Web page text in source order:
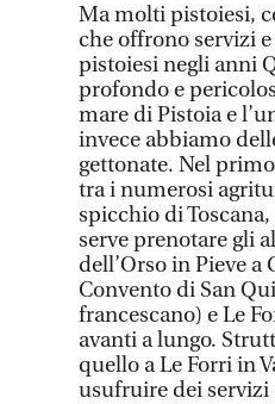
Ma molti pistoiesi,
che offrono servizi
pistoiesi negli anni
profondo e
mare di Pistoia e
invece abbiamo
gettonate. Nel
tra i numerosi
spicchio di
serve prenotare gli
dell’Orso in Pieve
Convento di San
francescano) e Le
avanti a lungo.
quello a Le Forri in
usufruire dei servizi